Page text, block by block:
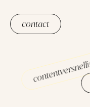
contact